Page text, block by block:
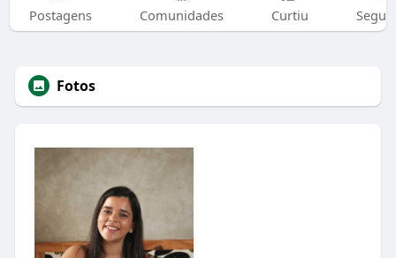
Postagens Comunidades Curtiu
Fotos